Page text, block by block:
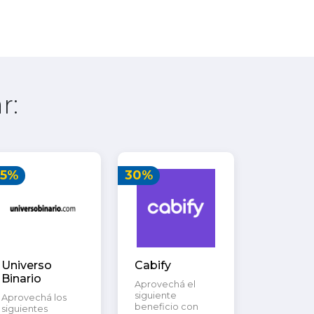
Universo
Binario
Aprovechá los
siguientes
30%
Cabify
Aprovechá el
siguiente
beneficio con